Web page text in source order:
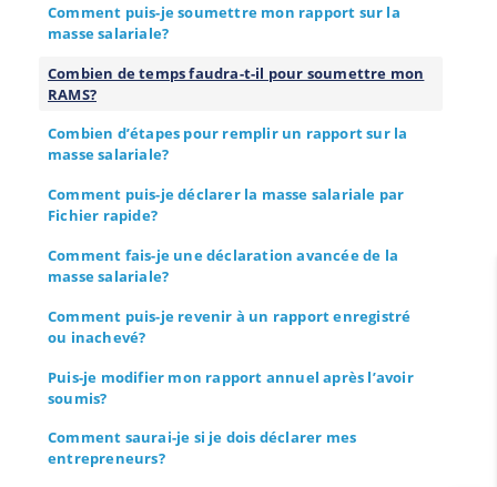
Comment puis-je soumettre mon rapport sur la
masse salariale?
Combien de temps faudra-t-il pour soumettre mon
RAMS?
Combien d’étapes pour remplir un rapport sur la
masse salariale?
Comment puis-je déclarer la masse salariale par
Fichier rapide?
Comment fais-je une déclaration avancée de la
masse salariale?
Comment puis-je revenir à un rapport enregistré
ou inachevé?
Puis-je modifier mon rapport annuel après l’avoir
soumis?
Comment saurai-je si je dois déclarer mes
entrepreneurs?